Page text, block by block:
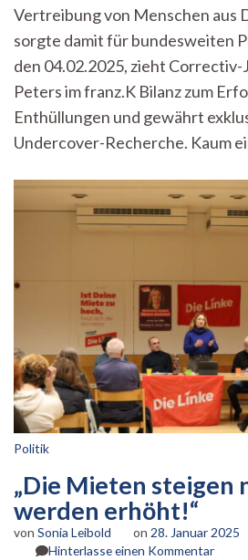
Vertreibung von Menschen aus
sorgte damit für bundesweiten
den 04.02.2025, zieht Correctiv-
Peters im franz.K Bilanz zum
Enthüllungen und gewährt
Undercover-Recherche. Kaum
Politik
„Die Mieten steigen
werden erhöht!“
von Sonia Leibold on 28. Januar 2025
Hinterlasse einen Kommentarzu